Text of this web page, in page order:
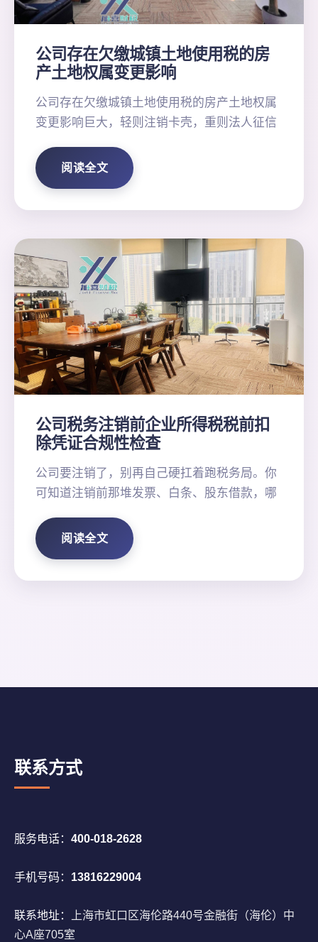
公司存在欠缴城镇土地使用税的房
产土地权属变更影响
公司存在欠缴城镇土地使用税的房产土地权属
变更影响巨大，轻则注销卡壳，重则法人征信
阅读全文
公司税务注销前企业所得税税前扣
除凭证合规性检查
公司要注销了，别再自己硬扛着跑税务局。你
可知道注销前那堆发票、白条、股东借款，哪
阅读全文
联系方式
服务电话： 400-018-2628
手机号码： 13816229004
联系地址： 上海市虹口区海伦路440号金融街（海伦）中
心A座705室